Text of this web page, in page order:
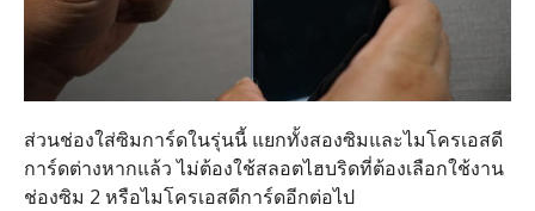
ส่วนช่องใส่ซิมการ์ดในรุ่นนี้ แยกทั้งสองซิมและไมโครเอสดี
การ์ดต่างหากแล้ว ไม่ต้องใช้สลอตไฮบริดที่ต้องเลือกใช้งาน
ช่องซิม 2 หรือไมโครเอสดีการ์ดอีกต่อไป